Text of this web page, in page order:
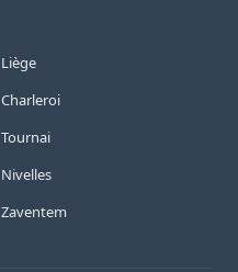
Liège
Charleroi
Tournai
Nivelles
Zaventem